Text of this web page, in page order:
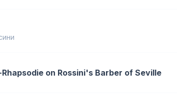
on Rossini's Barber of Seville